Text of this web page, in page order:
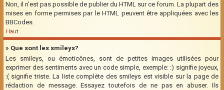
Non, il n’est pas possible de publier du HTML sur ce forum. La plupart des
mises en forme permises par le HTML peuvent être appliquées avec les
BBCodes.
Haut
» Que sont les smileys?
Les smileys, ou émoticônes, sont de petites images utilisées pour
exprimer des sentiments avec un code simple, exemple: :) signifie joyeux,
:( signifie triste. La liste complète des smileys est visible sur la page de
rédaction de message. Essayez toutefois de ne pas en abuser. Ils